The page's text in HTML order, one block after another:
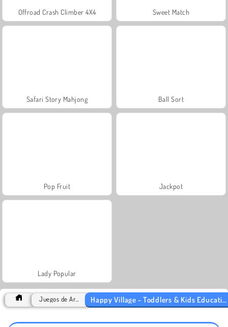
Offroad Crash Climber 4X4 Sweet Match
Safari Story Mahjong Ball Sort
Pop Fruit Jackpot
Lady Popular